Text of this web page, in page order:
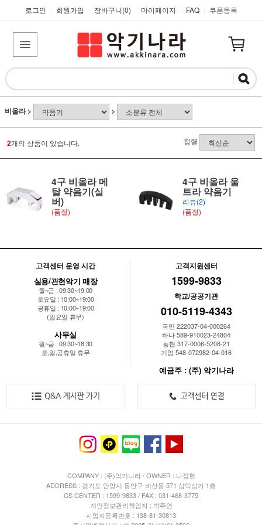
로그인 회원가입 장바구니(0) 마이페이지 FAQ 쿠폰등록
비올라> >
2개의 상품이 있습니다. 정렬
4구 비올라 메
탈 약음기(실
버)
(품절)
4구 비올라 울
트라 약음기
리뷰(2)
(품절)
고객센터 운영 시간
실용/관현악기 매장
월~금 : 09:30~19:00
토요일 : 10:00~19:00
공휴일 : 10:00~19:00
(일요일 휴무)
사무실
월~금 : 09:30~18:30
토,일,공휴일 휴무
고객지원센터
1599-9833
학교/공공기관
010-5119-4343
국민 222037-04-000264
하나 589-910023-24804
농협 317-0006-5208-21
기업 548-072982-04-016
예금주 : (주) 악기나라
COMPANY : (주)악기나라 / OWNER : 나정현
ADDRESS : 경기도 안양시 동안구 비산동 571 삼익상가 1층
CS CENTER : 1599-9833 / FAX : 031-468-3775
개인정보관리책임자 : 박주연
사업자등록번호 : 138-81-30813